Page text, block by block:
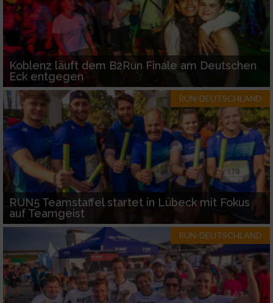
Koblenz läuft dem B2Run Finale am Deutschen
Eck entgegen
RUN-DEUTSCHLAND
RUN5 Teamstaffel startet in Lübeck mit Fokus
auf Teamgeist
RUN-DEUTSCHLAND